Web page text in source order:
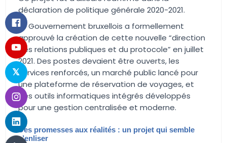
déclaration de politique générale 2020-2021.
Le Gouvernement bruxellois a formellement
approuvé la création de cette nouvelle “direction
des relations publiques et du protocole” en juillet
2021. Des postes devaient être ouverts, les
services renforcés, un marché public lancé pour
une plateforme de réservation de voyages, et
des outils informatiques intégrés développés
pour une gestion centralisée et moderne.
Des promesses aux réalités : un projet qui semble
s’enliser